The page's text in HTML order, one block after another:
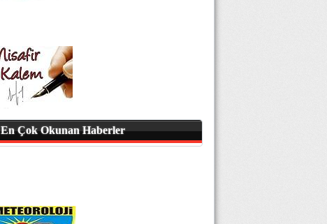
En Çok Okunan Haberler